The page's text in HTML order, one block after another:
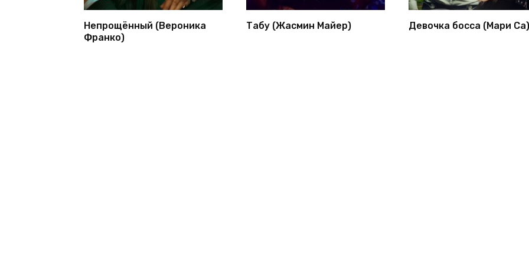
Непрощённый (Вероника
Франко)
Табу (Жасмин Майер) Девочка босса (Мари Са)